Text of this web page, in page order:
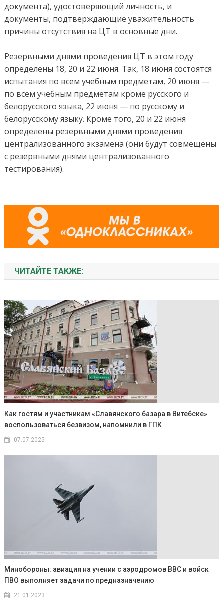
документа), удостоверяющий личность, и
документы, подтверждающие уважительность
причины отсутствия на ЦТ в основные дни.
Резервными днями проведения ЦТ в этом году
определены 18, 20 и 22 июня. Так, 18 июня состоятся
испытания по всем учебным предметам, 20 июня —
по всем учебным предметам кроме русского и
белорусского языка, 22 июня — по русскому и
белорусскому языку. Кроме того, 20 и 22 июня
определены резервными днями проведения
централизованного экзамена (они будут совмещены
с резервными днями централизованного
тестирования).
ЧИТАЙТЕ ТАКЖЕ:
Как гостям и участникам «Славянского базара в Витебске»
воспользоваться безвизом, напомнили в ГПК
07.07.2025
Минобороны: авиация на учении с аэродромов ВВС и войск
ПВО выполняет задачи по предназначению
21.01.2023